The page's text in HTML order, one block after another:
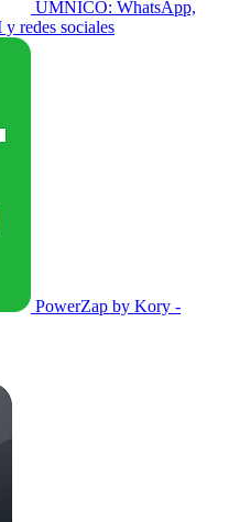
UMNICO: WhatsApp,
redes sociales
PowerZap by Kory -